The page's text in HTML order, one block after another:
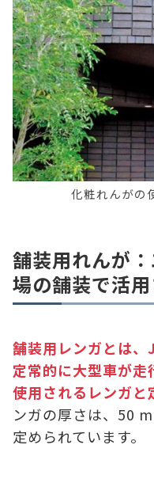
化粧れんがの
舗装用れんが
場の舗装で活
舗装用レンガとは、
定常的に大型車が
使用されるレンガと
ンガの厚さは、50
定められています。